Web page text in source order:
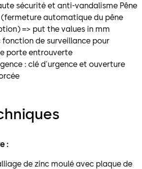
sécurité et anti-vandalisme Pêne
automatique du pêne
=> put the values in mm
de surveillance pour
porte entrouverte
: clé d'urgence et ouverture
:
de zinc moulé avec plaque de